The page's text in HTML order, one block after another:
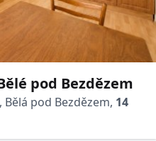
pod Bezdězem
pod Bezdězem, 14